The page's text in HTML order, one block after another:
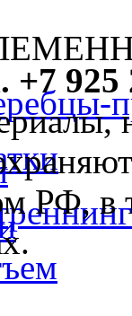
+7 925
РФ, в